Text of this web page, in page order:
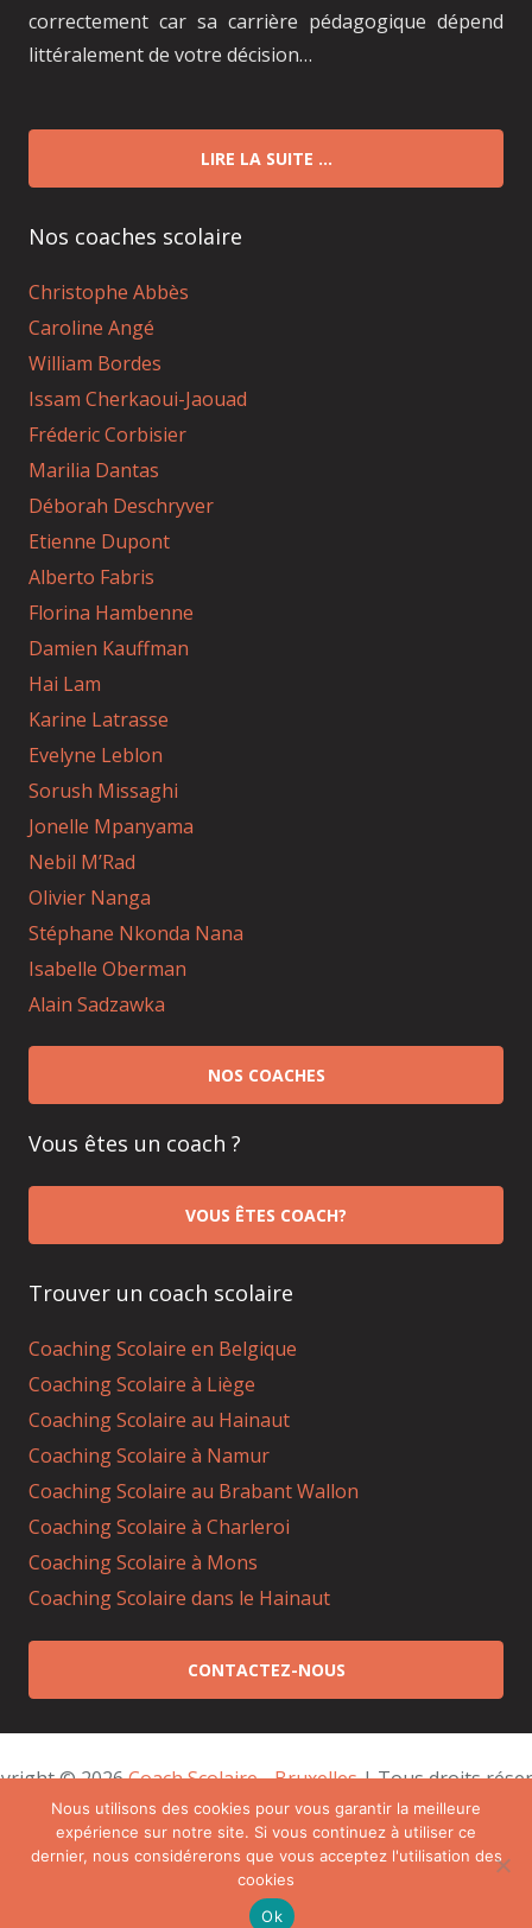
correctement car sa carrière pédagogique dépend
littéralement de votre décision…
LIRE LA SUITE …
Nos coaches scolaire
Christophe Abbès
Caroline Angé
William Bordes
Issam Cherkaoui-Jaouad
Fréderic Corbisier
Marilia Dantas
Déborah Deschryver
Etienne Dupont
Alberto Fabris
Florina Hambenne
Damien Kauffman
Hai Lam
Karine Latrasse
Evelyne Leblon
Sorush Missaghi
Jonelle Mpanyama
Nebil M’Rad
Olivier Nanga
Stéphane Nkonda Nana
Isabelle Oberman
Alain Sadzawka
NOS COACHES
Vous êtes un coach ?
VOUS ÊTES COACH?
Trouver un coach scolaire
Coaching Scolaire en Belgique
Coaching Scolaire à Liège
Coaching Scolaire au Hainaut
Coaching Scolaire à Namur
Coaching Scolaire au Brabant Wallon
Coaching Scolaire à Charleroi
Coaching Scolaire à Mons
Coaching Scolaire dans le Hainaut
CONTACTEZ-NOUS
© 2026 Coach Scolaire - Bruxelles | Tous droits
Powered byPrivium – Des services qui soutiennent
vos soins. Pour psychologues, psychotherapeutes et
hypnotherapeutes.
RGPD – Politique de Protection de la Vie Privée
Nous utilisons des cookies pour vous garantir la meilleure
expérience sur notre site. Si vous continuez à utiliser ce
dernier, nous considérerons que vous acceptez l'utilisation des
cookies
Ok